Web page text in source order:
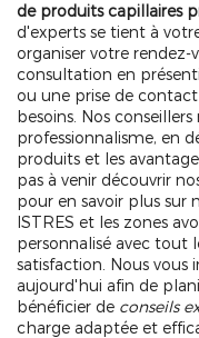
de produits capillaires
d'experts se tient à
organiser votre rendez-
consultation en
ou une prise de
besoins. Nos
professionnalisme, en
produits et les
pas à venir découvrir
pour en savoir plus sur
ISTRES et les zones
personnalisé avec tout
satisfaction. Nous vous
aujourd'hui afin de
bénéficier de conseils
charge adaptée et